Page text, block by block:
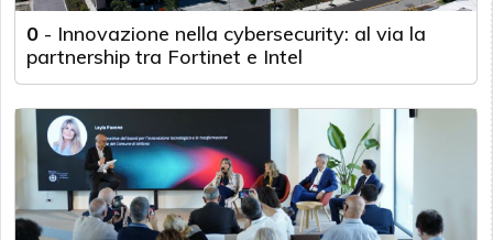
0 - Innovazione nella cybersecurity: al via la
partnership tra Fortinet e Intel